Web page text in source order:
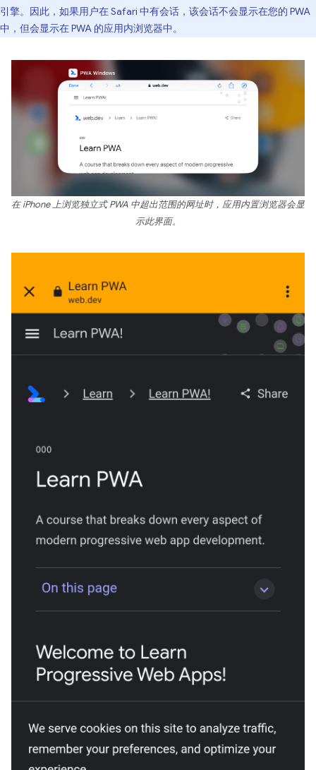
引擎。因此，如果用户在 Safari 中有会话，该会话不会显示在您的 PWA
中，但会显示在 PWA 的应用内浏览器中。
在 iPhone 上浏览独立式 PWA 中超出范围的网址时，应用内置浏览器会显
示此界面。